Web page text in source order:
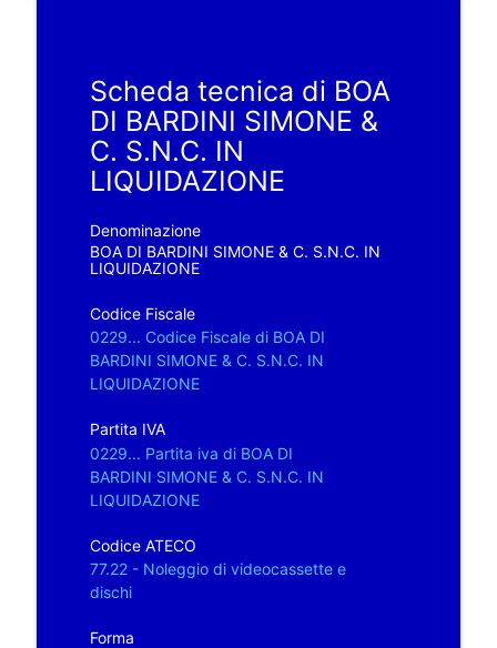
Scheda tecnica di BOA
DI BARDINI SIMONE &
C. S.N.C. IN
LIQUIDAZIONE
Denominazione
BOA DI BARDINI SIMONE & C. S.N.C. IN
LIQUIDAZIONE
Codice Fiscale
0229... Codice Fiscale di BOA DI
BARDINI SIMONE & C. S.N.C. IN
LIQUIDAZIONE
Partita IVA
0229... Partita iva di BOA DI
BARDINI SIMONE & C. S.N.C. IN
LIQUIDAZIONE
Codice ATECO
77.22 - Noleggio di videocassette e
dischi
Forma